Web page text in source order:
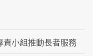
責小組推動長者服務